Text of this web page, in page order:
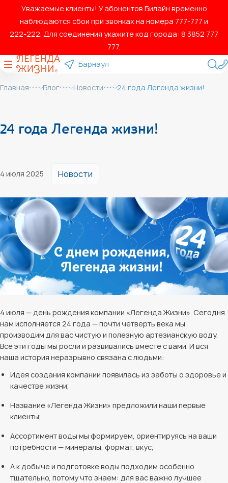
Уважаемые клиенты! У абонентов Билайн временно
наблюдаются сбои при звонках на номера 777‑777 и
222‑222. Для соединения укажите код города: 8 3852 777
777.
Барнаул
Главная Блог Новости 24 года Легенда жизни!
24 года Легенда жизни!
4 июля 2025 Новости
4 июля — день рождения компании «Легенда Жизни». Сегодня
нам исполняется 24 года — почти четверть века мы
производим для вас чистую и полезную артезианскую воду.
Все эти годы мы росли и развивались вместе с вами. И вся
наша история неразрывно связана с людьми:
Идея создания компании появилась из заботы о здоровье и
качестве жизни;
Название «Легенда Жизни» предложили наши первые
клиенты;
Ассортимент воды мы формируем, ориентируясь на ваши
потребности — минералы, формат, вкус;
А к добыче и подготовке воды подходим особенно
тщательно, потому что знаем: для вас важно лучшее